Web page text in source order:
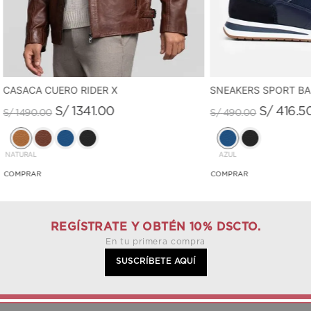
CASACA CUERO RIDER X
S/ 1490.00 S/ 1341.00
NATURAL
SNEAKERS SPORT
S/ 490.00 S/ 416.
AZUL
REGÍSTRATE Y OBTÉN 10% DSCTO.
En tu primera compra
SUSCRÍBETE AQUÍ